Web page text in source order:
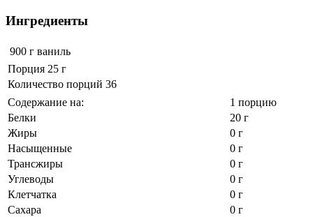
Ингредиенты
900 г ваниль
Порция 25 г
Количество порций 36
Содержание на:
1 порцию
Белки
20 г
Жиры
0 г
Насыщенные
0 г
Трансжиры
0 г
Углеводы
0 г
Клетчатка
0 г
Сахара
0 г